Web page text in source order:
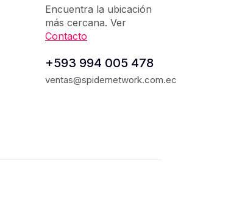
Encuentra la ubicación
más cercana. Ver
Contacto
+593 994 005 478
ventas@spidernetwork.com.ec